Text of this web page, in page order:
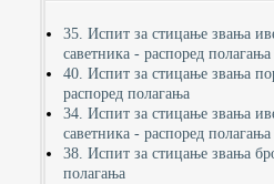
35. Испит за стицање звања
саветника - распоред полагања
40. Испит за стицање звања
распоред полагања
34. Испит за стицање звања
саветника - распоред полагања
38. Испит за стицање звања
полагања